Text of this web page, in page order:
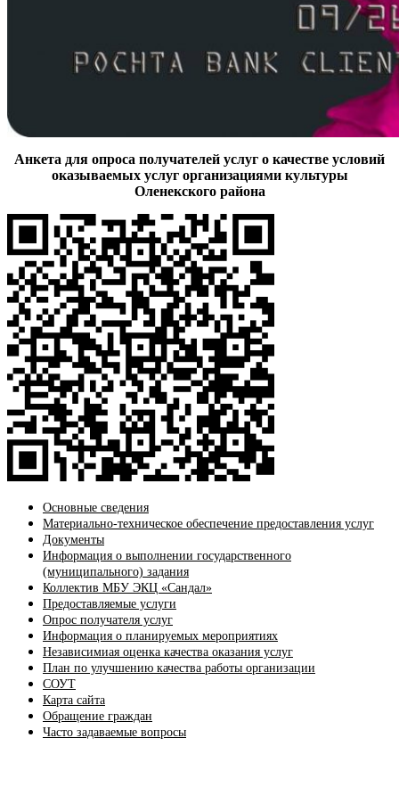
Анкета для опроса получателей услуг о качестве условий
оказываемых услуг организациями культуры
Оленекского района
Основные сведения
Материально-техническое обеспечение предоставления услуг
Документы
Информация о выполнении государственного
(муниципального) задания
Коллектив МБУ ЭКЦ «Сандал»
Предоставляемые услуги
Опрос получателя услуг
Информация о планируемых мероприятиях
Независимиая оценка качества оказания услуг
План по улучшению качества работы организации
СОУТ
Карта сайта
Обращение граждан
Часто задаваемые вопросы